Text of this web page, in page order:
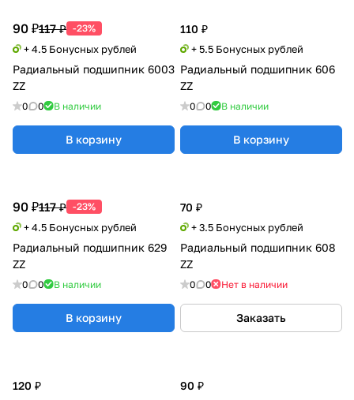
90 ₽117 ₽ -23%
+ 4.5 Бонусных рублей
Радиальный подшипник 6003
ZZ
0 0 В наличии
В корзину
110 ₽
+ 5.5 Бонусных рублей
Радиальный подшипник 606
ZZ
0 0 В наличии
В корзину
90 ₽117 ₽ -23%
+ 4.5 Бонусных рублей
Радиальный подшипник 629
ZZ
0 0 В наличии
В корзину
70 ₽
+ 3.5 Бонусных рублей
Радиальный подшипник 608
ZZ
0 0 Нет в наличии
Заказать
120 ₽ 90 ₽